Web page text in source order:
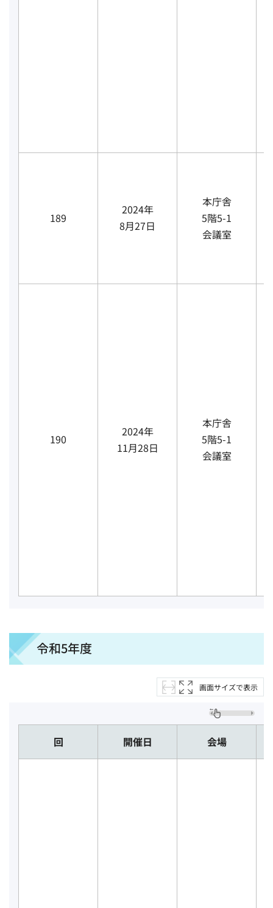
189
2024年
8月27日
本庁舎
5階5-1
会議室
190
2024年
11月28日
本庁舎
5階5-1
会議室
令和5年度
画面サイズで表示
回 開催日 会場